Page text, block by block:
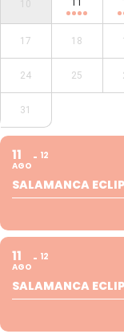
10
17 18
24 25
31
11
AGO
12
SALAMANCA
11
AGO
12
SALAMANCA